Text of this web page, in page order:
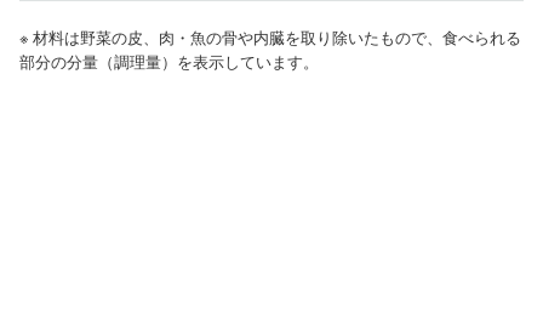
※ 材料は野菜の皮、肉・魚の骨や内臓を取り除いたもので、食べられる
部分の分量（調理量）を表示しています。